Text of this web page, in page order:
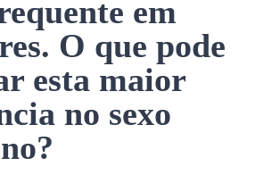
em
O que pode
esta maior
no sexo